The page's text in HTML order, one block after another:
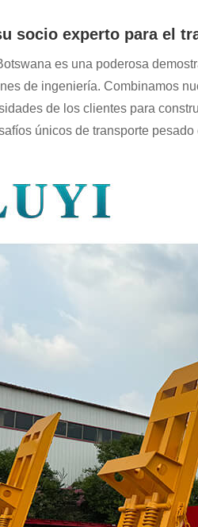
socio experto para el
es una poderosa
de ingeniería. Combinamos
de los clientes para
únicos de transporte